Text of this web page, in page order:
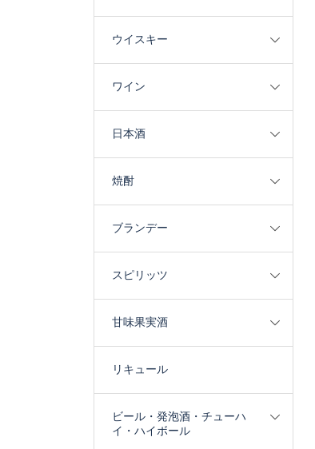
ウイスキー
ワイン
日本酒
焼酎
ブランデー
スピリッツ
甘味果実酒
リキュール
ビール・発泡酒・チューハ
イ・ハイボール